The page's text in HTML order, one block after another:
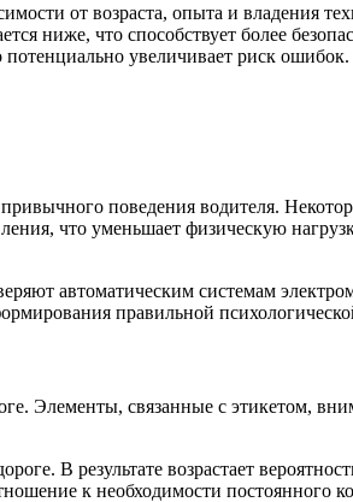
от возраста, опыта и владения
ниже, что способствует более
потенциально увеличивает риск ошибок.
поведения водителя.
что уменьшает физическую
автоматическим системам
правильной
Элементы, связанные с этикетом,
В результате возрастает
к необходимости постоянного